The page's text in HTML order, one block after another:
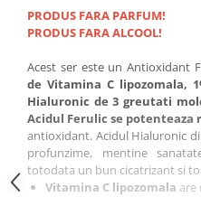
PRODUS FARA PARFUM!
PRODUS FARA ALCOOL!
Acest ser este un Antioxidant
de Vitamina C lipozomala,
Hialuronic de 3 greutati
Acidul Ferulic se potenteaza
antioxidant. Acidul Hialuronic
profunzime, mentine
totodata un bun cicatrizant si
Vitamina C lipozomala are